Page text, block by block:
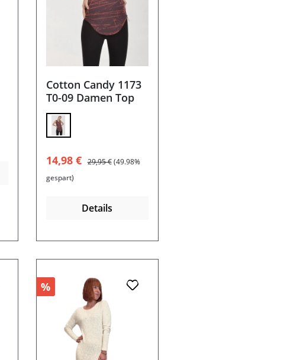
Cotton Candy 1173
T0-09 Damen Top
Verkaufspreis:
14,98 € Regulärer Preis:
29,95 € (49.98%
gespart)
Details
%